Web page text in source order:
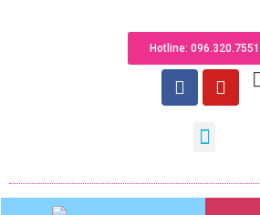
Hotline: 096.320.755​1